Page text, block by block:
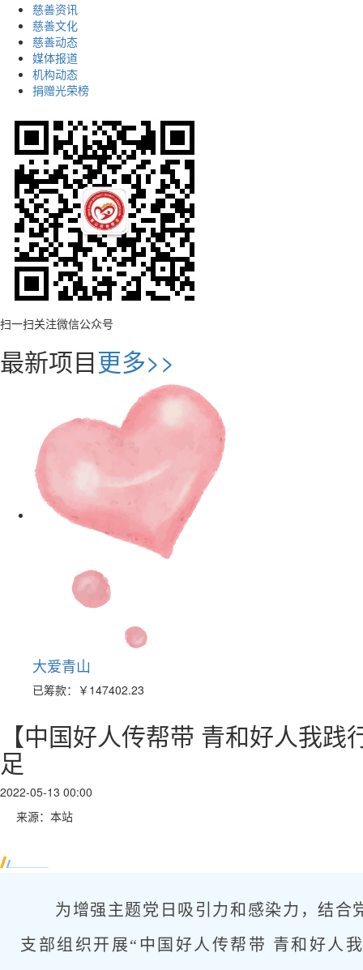
慈善资讯
慈善文化
慈善动态
媒体报道
机构动态
捐赠光荣榜
扫一扫关注微信公众号
最新项目更多>>
大爱青山
已筹款： ￥147402.23
【中国好人传帮带 青和好人我
足
2022-05-13 00:00
来源：本站
为增强主题党日吸引力和感染力，结合
支部组织开展“中国好人传帮带 青和好人